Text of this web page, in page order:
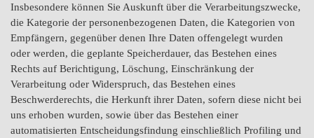
Insbesondere können Sie Auskunft über die Verarbeitungszwecke,
die Kategorie der personenbezogenen Daten, die Kategorien von
Empfängern, gegenüber denen Ihre Daten offengelegt wurden
oder werden, die geplante Speicherdauer, das Bestehen eines
Rechts auf Berichtigung, Löschung, Einschränkung der
Verarbeitung oder Widerspruch, das Bestehen eines
Beschwerderechts, die Herkunft ihrer Daten, sofern diese nicht bei
uns erhoben wurden, sowie über das Bestehen einer
automatisierten Entscheidungsfindung einschließlich Profiling und